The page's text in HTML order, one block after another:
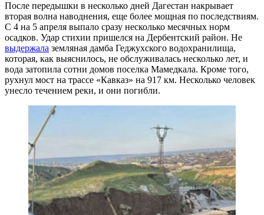
После передышки в несколько дней Дагестан накрывает
вторая волна наводнения, еще более мощная по последствиям.
С 4 на 5 апреля выпало сразу несколько месячных норм
осадков. Удар стихии пришелся на Дербентский район. Не
выдержала земляная дамба Геджухского водохранилища,
которая, как выяснилось, не обслуживалась несколько лет, и
вода затопила сотни домов поселка Мамедкала. Кроме того,
рухнул мост на трассе «Кавказ» на 917 км. Несколько человек
унесло течением реки, и они погибли.